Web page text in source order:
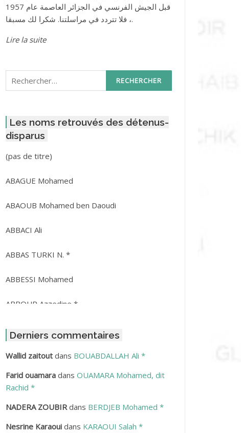
قبل الجيش الفرنسي في الجزائر العاصمة عام 1957
، فلا تتردد في مراسلتنا. شكرا لك مسبقا.
Lire la suite
Rechercher :
Les noms retrouvés des détenus-
disparus
(pas de titre)Post
3416
ABAGUE Mohamed
ABAOUB Mohamed ben Daoudi
ABBACI Ali
ABBAS TURKI N. *
ABBESSI Mohamed
ABBOUR Azzedine *
ABDAT Amar
ABDEDDAIM Hamid
ABDELAZIZ Mohamed
ABDELHAFID Lakhdar
ABDELHOUHAB Haciba
Derniers commentaires
Wallid zaitoutdans BOUABDALLAH Ali *
Farid ouamaradans OUAMARA Mohamed, dit
Rachid *
NADERA ZOUBIRdans BERDJEB Mohamed *
Nesrine Karaouidans KARAOUI Salah *